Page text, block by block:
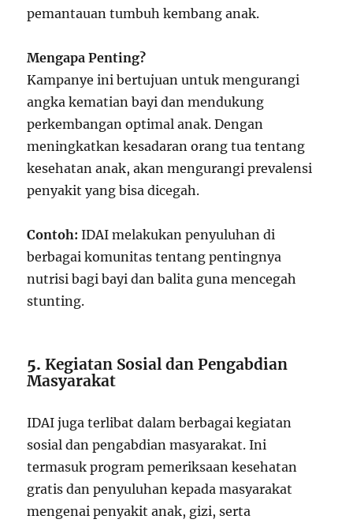
pemantauan tumbuh kembang anak.
Mengapa Penting?
Kampanye ini bertujuan untuk mengurangi
angka kematian bayi dan mendukung
perkembangan optimal anak. Dengan
meningkatkan kesadaran orang tua tentang
kesehatan anak, akan mengurangi prevalensi
penyakit yang bisa dicegah.
Contoh: IDAI melakukan penyuluhan di
berbagai komunitas tentang pentingnya
nutrisi bagi bayi dan balita guna mencegah
stunting.
5.Kegiatan Sosial dan Pengabdian
Masyarakat
IDAI juga terlibat dalam berbagai kegiatan
sosial dan pengabdian masyarakat. Ini
termasuk program pemeriksaan kesehatan
gratis dan penyuluhan kepada masyarakat
mengenai penyakit anak, gizi, serta